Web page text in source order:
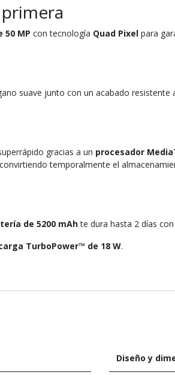
50 MP con tecnología Quad Pixel para
suave junto con un acabado resistente
gracias a un procesador
temporalmente el
de 5200 mAhte dura hasta 2 días
TurboPower™ de 18 W.
Diseño y